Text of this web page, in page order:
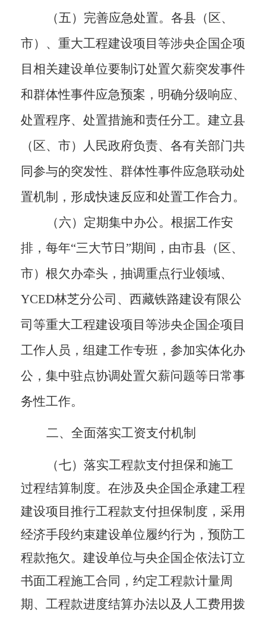
（五）完善应急处置。 各县（区、
市）、 重大工程建设项目等涉央企国企项
目相关建设单位要制订处置欠薪突发事件
和群体性事件应急预案，明确分级响应、
处置程序、处置措施和责任分工。建立县
（区、市）人民政府负责、各有关部门共
同参与的突发性、群体性事件应急联动处
置机制，形成快速反应和处置工作合力。
（六）定期集中办公。 根据工作安
排，每年“三大节日”期间，由市县（区、
市）根欠办牵头，抽调重点行业领域、
YCED林芝分公司、西藏铁路建设有限公
司等重大工程建设项目等涉央企国企项目
工作人员，组建工作专班，参加实体化办
公，集中驻点协调处置欠薪问题等日常事
务性工作。
二、全面落实工资支付机制
（七）落实工程款支付担保和施工
过程结算制度。 在涉及 央企国企承建工程
建设项目推行工程款支付担保制度，采用
经济手段约束建设单位履约行为，预防工
程款拖欠。建设单位与央企国企依法订立
书面工程施工合同，约定工程款计量周
期、工程款进度结算办法以及人工费用拨